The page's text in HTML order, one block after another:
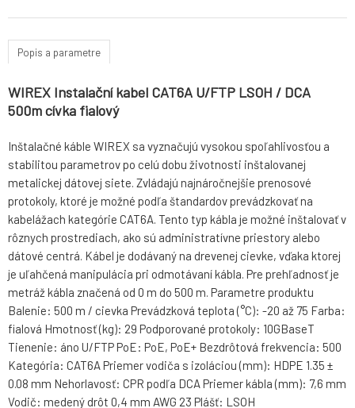
Popis a parametre
WIREX Instalační kabel CAT6A U/FTP LSOH / DCA
500m cívka fialový
Inštalačné káble WIREX sa vyznačujú vysokou spoľahlivosťou a
stabilitou parametrov po celú dobu životnosti inštalovanej
metalickej dátovej siete. Zvládajú najnáročnejšie prenosové
protokoly, ktoré je možné podľa štandardov prevádzkovať na
kabelážach kategórie CAT6A. Tento typ kábla je možné inštalovať v
rôznych prostrediach, ako sú administratívne priestory alebo
dátové centrá. Kábel je dodávaný na drevenej cievke, vďaka ktorej
je uľahčená manipulácia pri odmotávaní kábla. Pre prehľadnosť je
metráž kábla značená od 0 m do 500 m. Parametre produktu
Balenie: 500 m / cievka Prevádzková teplota (°C): -20 až 75 Farba:
fialová Hmotnosť (kg): 29 Podporované protokoly: 10GBaseT
Tienenie: áno U/FTP PoE: PoE, PoE+ Bezdrôtová frekvencia: 500
Kategória: CAT6A Priemer vodiča s izoláciou (mm): HDPE 1.35 ±
0.08 mm Nehorlavosť: CPR podľa DCA Priemer kábla (mm): 7,6 mm
Vodič: medený drôt 0,4 mm AWG 23 Plášť: LSOH